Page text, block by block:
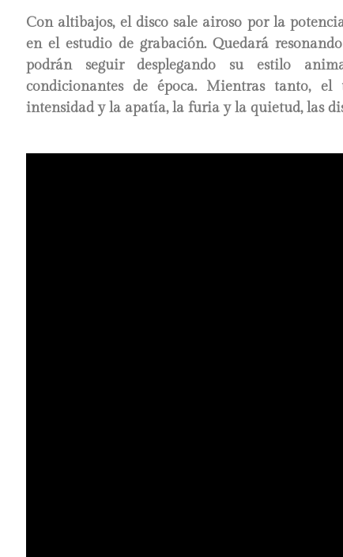
Con altibajos, el disco sale airoso por la
en el estudio de grabación. Quedará
podrán seguir desplegando su estilo
condicionantes de época. Mientras tanto,
intensidad y la apatía, la furia y la quietud, las